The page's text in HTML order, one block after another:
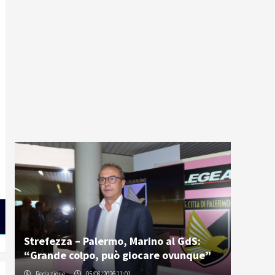
Strefezza – Palermo, Marino al GdS:
“Grande colpo, può giocare ovunque”